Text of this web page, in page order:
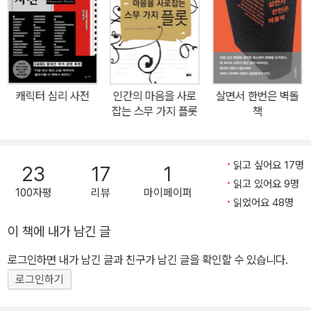
을 접하지만, 그로 인해 내 인생에 아무런 변화가 없다면 이는 나에게
사건이 아닌 것처럼, 외부의 사건 그 자체가 아니라, 주인공의 내적 자
아에 일어나는 ‘변화’에 초점을 맞춰야 한다. 예를 들어 보자. 영화감
독이 시나리오 수업을 하러 학교에 가려고 지하철을 탔다. 그런데 갑
자기 지하철이 멈추더니 차체가 옆으로 쓰러져 버렸다. 전대미문의
지하철 사고가 발생한 것이다. 싱크홀이 발견되었단다. 선로는 싱크
받아들여 천국 가게 해 달라고 기도할지, 가족들에게 마지막 작별 인
사라도 할지, 고장 난 지하철 문을 어떻게든 부숴서 탈출을 시도할지.
여기서 ‘사건의 발생’에 해당하는 부분은 무엇일까? 흔히 아는 정의
하든, 전화하든, 탈출하든 주인공이 평소 같으면 하지 않을 결심을 하
고, 평소 같으면 바라지 않을 것을 바라는 그것이 바로 ‘사건’이다. 창
작자들의 산실 한예종에서 학생들에게 극찬받는 시나리오 수업을 이
캐릭터 심리 사전
인간의 마음을 사로
잡는 스무 가지 플롯
살면서 한번은 벽돌
책
23
100자평
17
리뷰
1
마이페이퍼
읽고 싶어요 17명
읽고 있어요 9명
읽었어요 48명
이 책에 내가 남긴 글
로그인하면 내가 남긴 글과 친구가 남긴 글을 확인할 수 있습니다.
로그인하기